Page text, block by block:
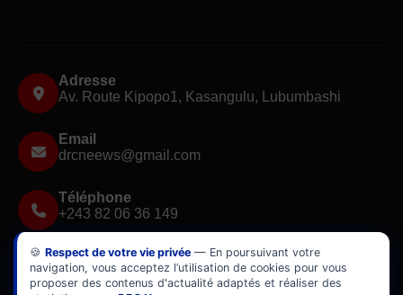
Adresse
Av. Route Kipopo1, Kasangulu, Lubumbashi
Email
drcneews@gmail.com
Téléphone
+243 82 06 36 149
🍪 Respect de votre vie privée — En poursuivant votre
navigation, vous acceptez l’utilisation de cookies pour vous
proposer des contenus d'actualité adaptés et réaliser des
Flash Info Matinal
DRC News Podcast